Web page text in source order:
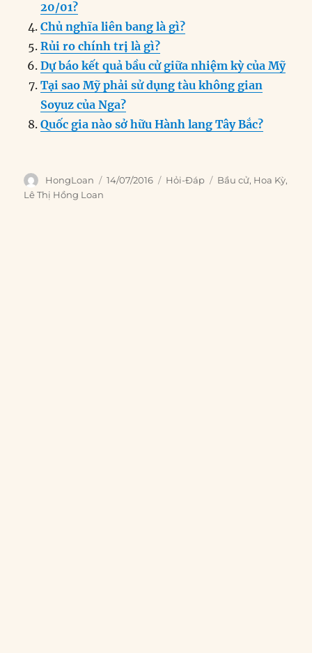
k
20/01?
Chủ nghĩa liên bang là gì?
Rủi ro chính trị là gì?
Dự báo kết quả bầu cử giữa nhiệm kỳ của Mỹ
Tại sao Mỹ phải sử dụng tàu không gian
Soyuz của Nga?
Quốc gia nào sở hữu Hành lang Tây Bắc?
Author
HongLoan
Posted
14/07/2016 Categories
Hỏi-Đáp Tags
Bầu cử, Hoa Kỳ,
Lê Thị Hồng Loan